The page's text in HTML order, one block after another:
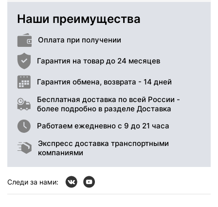
Наши преимущества
Оплата при получении
Гарантия на товар до 24 месяцев
Гарантия обмена, возврата - 14 дней
Бесплатная доставка по всей России -
более подробно в разделе Доставка
Работаем ежедневно с 9 до 21 часа
Экспресс доставка транспортными
компаниями
Следи за нами: